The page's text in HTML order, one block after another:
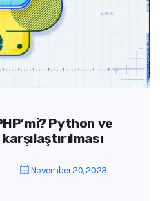
Python ve
November 20, 2023